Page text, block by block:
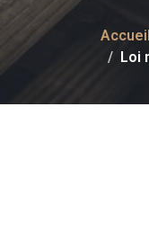
Accueil
Loi